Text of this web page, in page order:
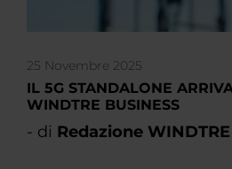
25 Novembre 2025
IL 5G STANDALONE
WINDTRE BUSINESS
- di Redazione